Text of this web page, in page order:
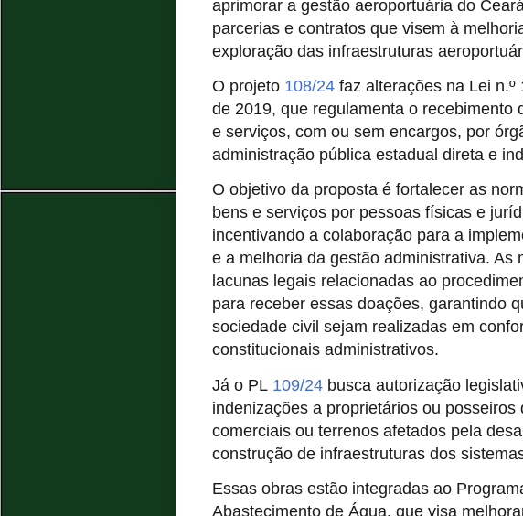
aprimorar a gestão aeroportuária do
parcerias e contratos que visem à
exploração das infraestruturas
O projeto 108/24 faz alterações na Lei
de 2019, que regulamenta o recebimento
e serviços, com ou sem encargos, por
administração pública estadual direta e
O objetivo da proposta é fortalecer as
bens e serviços por pessoas físicas e
incentivando a colaboração para a
e a melhoria da gestão administrativa. As
lacunas legais relacionadas ao
para receber essas doações, garantindo
sociedade civil sejam realizadas em
constitucionais administrativos.
Já o PL 109/24 busca autorização
indenizações a proprietários ou posseiros
comerciais ou terrenos afetados pela
construção de infraestruturas dos
Essas obras estão integradas ao
Abastecimento de Água, que visa